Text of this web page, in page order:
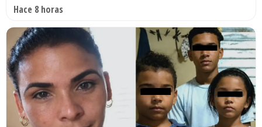
Hace 8 horas